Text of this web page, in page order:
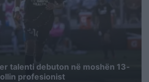
talenti debuton në moshën 13-
profesionist